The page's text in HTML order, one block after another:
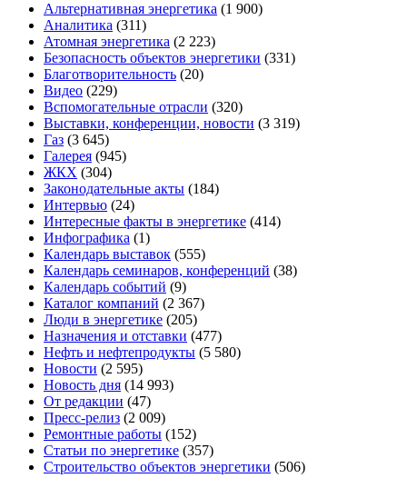
Альтернативная энергетика (1 900)
Аналитика (311)
Атомная энергетика (2 223)
Безопасность объектов энергетики (331)
Благотворительность (20)
Видео (229)
Вспомогательные отрасли (320)
Выставки, конференции, новости (3 319)
Газ (3 645)
Галерея (945)
ЖКХ (304)
Законодательные акты (184)
Интервью (24)
Интересные факты в энергетике (414)
Инфографика (1)
Календарь выставок (555)
Календарь семинаров, конференций (38)
Календарь событий (9)
Каталог компаний (2 367)
Люди в энергетике (205)
Назначения и отставки (477)
Нефть и нефтепродукты (5 580)
Новости (2 595)
Новость дня (14 993)
От редакции (47)
Пресс-релиз (2 009)
Ремонтные работы (152)
Статьи по энергетике (357)
Строительство объектов энергетики (506)